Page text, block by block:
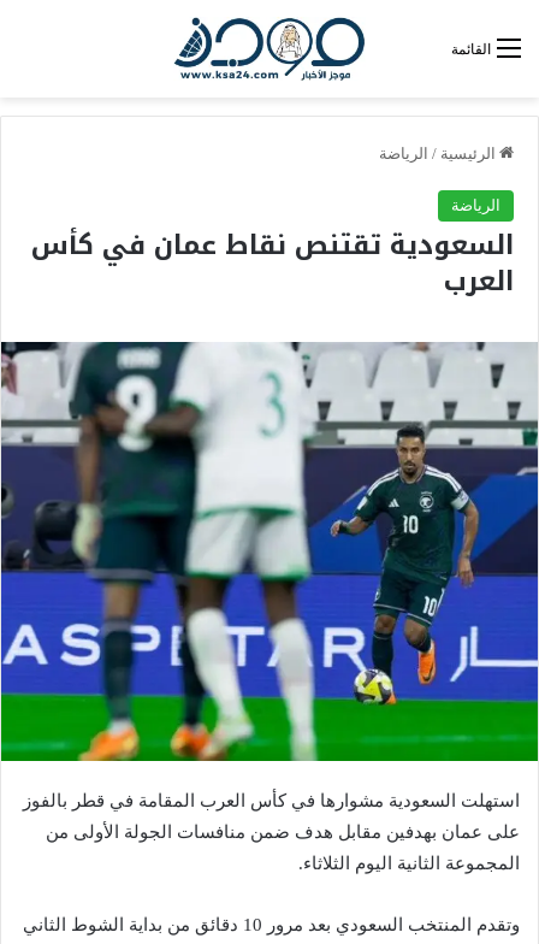
القائمة
الرئيسية / الرياضة
الرياضة
السعودية تقتنص نقاط عمان في كأس
العرب
استهلت السعودية مشوارها في كأس العرب المقامة في قطر بالفوز
على عمان بهدفين مقابل هدف ضمن منافسات الجولة الأولى من
المجموعة الثانية اليوم الثلاثاء.
وتقدم المنتخب السعودي بعد مرور 10 دقائق من بداية الشوط الثاني